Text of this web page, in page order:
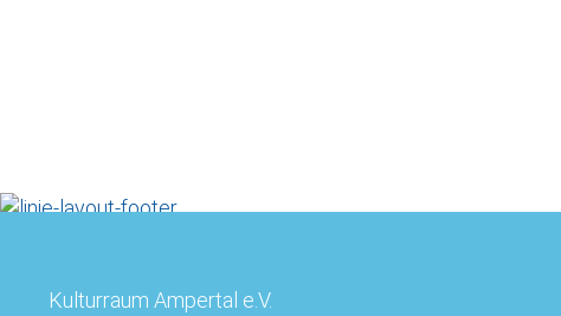
Kulturraum Ampertal e.V.